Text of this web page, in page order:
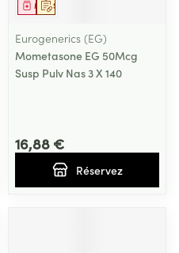
Sur prescription
Médicament
Eurogenerics (EG)
Mometasone EG 50Mcg
Susp Pulv Nas 3 X 140
16,88 €
Réservez